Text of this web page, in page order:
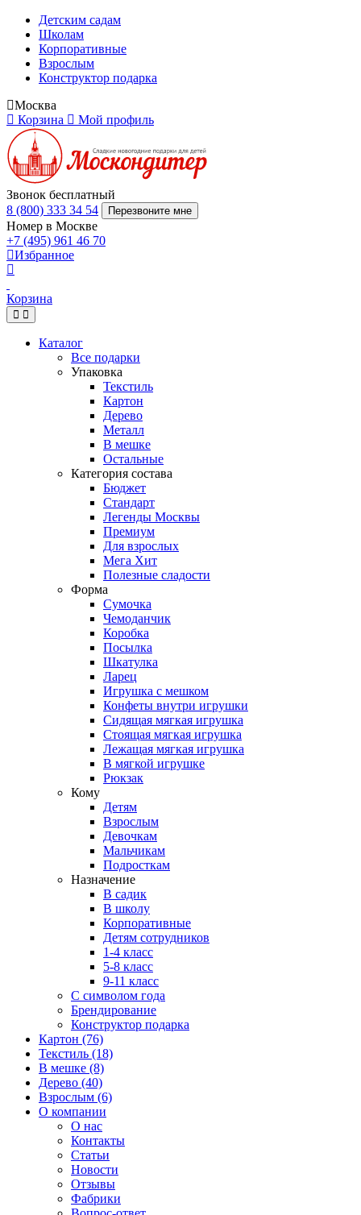
Детским садам
Школам
Корпоративные
Взрослым
Конструктор подарка
Москва
Корзина
Мой профиль
Звонок бесплатный
8 (800) 333 34 54
Перезвоните мне
Номер в Москве
+7 (495) 961 46 70
Избранное
Корзина
Каталог
Все подарки
Упаковка
Текстиль
Картон
Дерево
Металл
В мешке
Остальные
Категория состава
Бюджет
Стандарт
Легенды Москвы
Премиум
Для взрослых
Мега Хит
Полезные сладости
Форма
Сумочка
Чемоданчик
Коробка
Посылка
Шкатулка
Ларец
Игрушка с мешком
Конфеты внутри игрушки
Сидящая мягкая игрушка
Стоящая мягкая игрушка
Лежащая мягкая игрушка
В мягкой игрушке
Рюкзак
Кому
Детям
Взрослым
Девочкам
Мальчикам
Подросткам
Назначение
В садик
В школу
Корпоративные
Детям сотрудников
1-4 класс
5-8 класс
9-11 класс
С символом года
Брендирование
Конструктор подарка
Картон (76)
Текстиль (18)
В мешке (8)
Дерево (40)
Взрослым (6)
О компании
О нас
Контакты
Статьи
Новости
Отзывы
Фабрики